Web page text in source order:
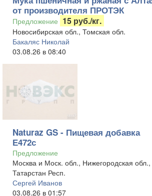
от производителя ПРОТЭК
Предложение 15 руб./кг.
Новосибирская обл., Томская обл.
Бакаляс Николай
03.08.26 в 08:40
Naturaz GS - Пищевая добавка
Е472с
Предложение
Москва и Моск. обл., Нижегородская обл.,
Татарстан Респ.
Сергей Иванов
03.08.26 в 01:57